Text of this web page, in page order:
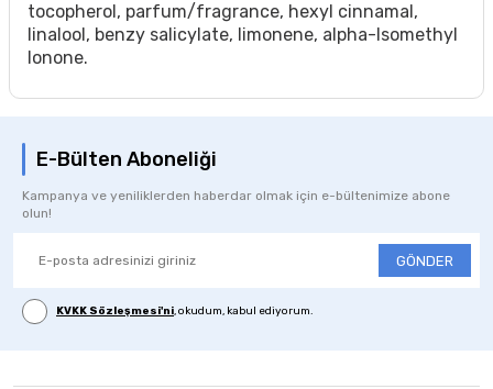
tocopherol, parfum/fragrance, hexyl cinnamal,
linalool, benzy salicylate, limonene, alpha-lsomethyl
lonone.
E-Bülten Aboneliği
Kampanya ve yeniliklerden haberdar olmak için e-bültenimize abone
olun!
GÖNDER
KVKK Sözleşmesi'ni, okudum, kabul ediyorum.